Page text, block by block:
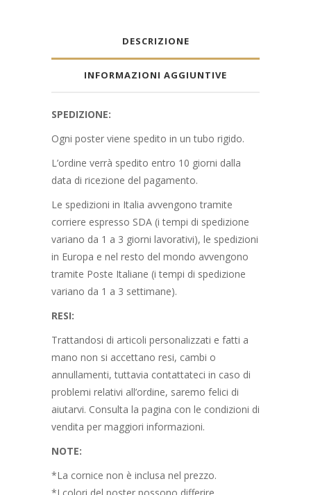
DESCRIZIONE
INFORMAZIONI AGGIUNTIVE
SPEDIZIONE:
Ogni poster viene spedito in un tubo rigido.
L’ordine verrà spedito entro 10 giorni dalla
data di ricezione del pagamento.
Le spedizioni in Italia avvengono tramite
corriere espresso SDA (i tempi di spedizione
variano da 1 a 3 giorni lavorativi), le spedizioni
in Europa e nel resto del mondo avvengono
tramite Poste Italiane (i tempi di spedizione
variano da 1 a 3 settimane).
RESI:
Trattandosi di articoli personalizzati e fatti a
mano non si accettano resi, cambi o
annullamenti, tuttavia contattateci in caso di
problemi relativi all’ordine, saremo felici di
aiutarvi. Consulta la pagina con le condizioni di
vendita per maggiori informazioni.
NOTE:
*La cornice non è inclusa nel prezzo.